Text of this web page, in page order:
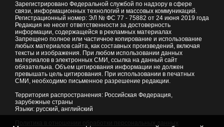
Зарегистрировано Федеральной службой по надзору в сфере
связи, информационных технологий и массовых коммуникаций.
Регистрационный номер: ЭЛ № ФС 77 - 75882 от 24 июня 2019 года
Редакция не несет ответственности за достоверность
информации, содержащейся в рекламных материалах
Запрещено полное или частичное копирование и использование
любых материалов сайта, как составных произведений, включая
тексты и изображения. При любом использовании данных
материалов в электронных СМИ, ссылка на данный сайт
обязательна. Объем цитирования информации не должен
превышать цель цитирования. При использовании в печатных
СМИ, необходимо письменное разрешение редакции.
Территория распространения: Российская Федерация,
зарубежные страны
Языки: русский, английский